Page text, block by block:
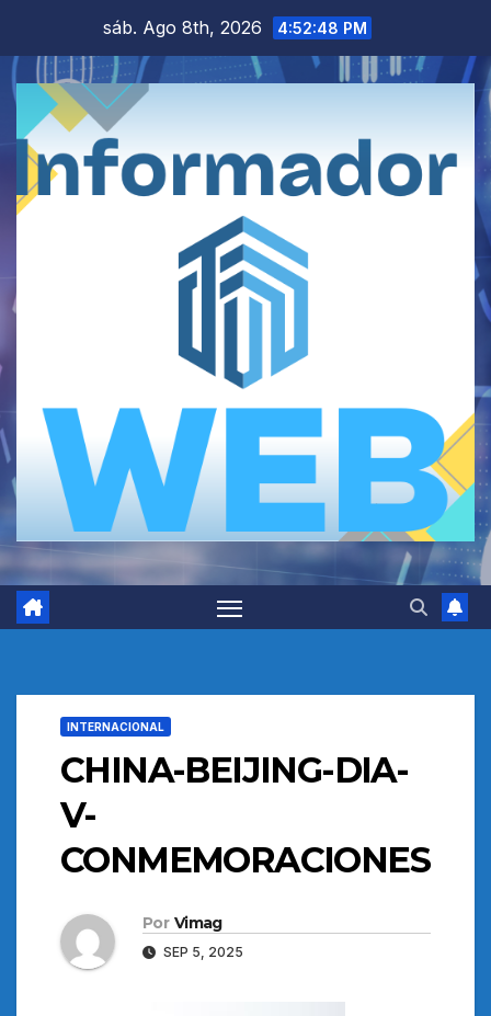
contenido
sáb. Ago 8th, 2026 4:52:49 PM
INTERNACIONAL
CHINA-BEIJING-DIA-
V-
CONMEMORACIONES
Por Vimag
SEP 5, 2025